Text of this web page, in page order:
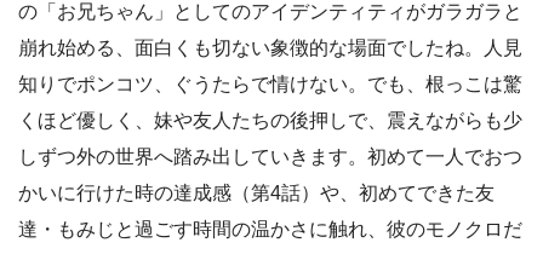
の「お兄ちゃん」としてのアイデンティティがガラガラと
崩れ始める、面白くも切ない象徴的な場面でしたね。人見
知りでポンコツ、ぐうたらで情けない。でも、根っこは驚
くほど優しく、妹や友人たちの後押しで、震えながらも少
しずつ外の世界へ踏み出していきます。初めて一人でおつ
かいに行けた時の達成感（第4話）や、初めてできた友
達・もみじと過ごす時間の温かさに触れ、彼のモノクロだ